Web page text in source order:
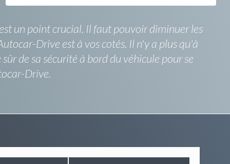
un point crucial. Il faut pouvoir diminuer les
Drive est à vos cotés. Il n'y a plus qu'à
de sa sécurité à bord du véhicule pour se
Drive.